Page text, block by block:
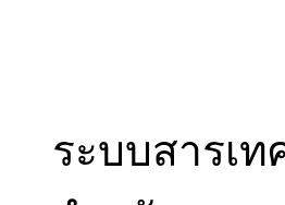
ระบบสารเท